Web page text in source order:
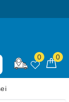
0 0